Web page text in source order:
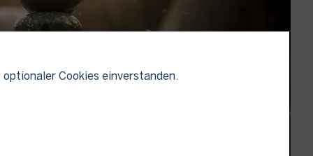
Cookies einverstanden.